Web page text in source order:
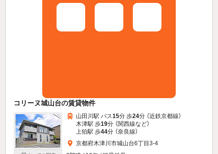
コリーヌ城山台の賃貸物件
山田川駅 バス15分 歩24分 （近鉄京都線）
木津駅 歩19分 （関西線など）
上狛駅 歩44分 （奈良線）
京都府木津川市城山台6丁目3-4